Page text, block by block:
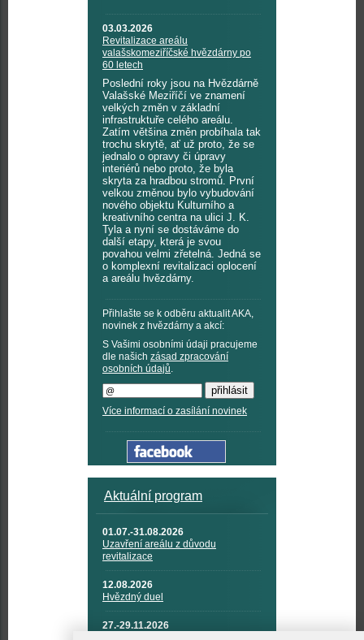
03.03.2026
Revitalizace areálu
valašskomeziříčské hvězdárny po
60 letech
Poslední roky jsou na Hvězdárně
Valašské Meziříčí ve znamení
velkých změn v základní
infrastruktuře celého areálu.
Zatím většina změn probíhala tak
trochu skrytě, ať už proto, že se
jednalo o opravy či úpravy
interiérů nebo proto, že byla
skryta za hradbou stromů. První
velkou změnou bylo vybudování
nového objektu Kulturního a
kreativního centra na ulici J. K.
Tyla a nyní se dostáváme do
další etapy, která je svou
povahou velmi zřetelná. Jedná se
o komplexní revitalizaci oplocení
a areálu hvězdárny.
Přihlašte se k odběru aktualit AKA,
novinek z hvězdárny a akcí:
S Vašimi osobními údaji pracujeme
dle našich zásad zpracování
osobních údajů.
Více informací o zasílání novinek
Aktuální program
01.07.-31.08.2026
Uzavření areálu z důvodu
revitalizace
12.08.2026
Hvězdný duel
27.-29.11.2026